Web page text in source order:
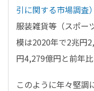
引に関する市場調査）
服装雑貨等（スポー
模は2020年で2兆円
円4,279億円と前年
このように年々堅調